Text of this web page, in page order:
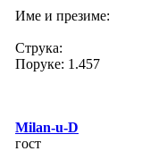
Име и презиме:
Струка:
Поруке: 1.457
Milan-u-D
гост